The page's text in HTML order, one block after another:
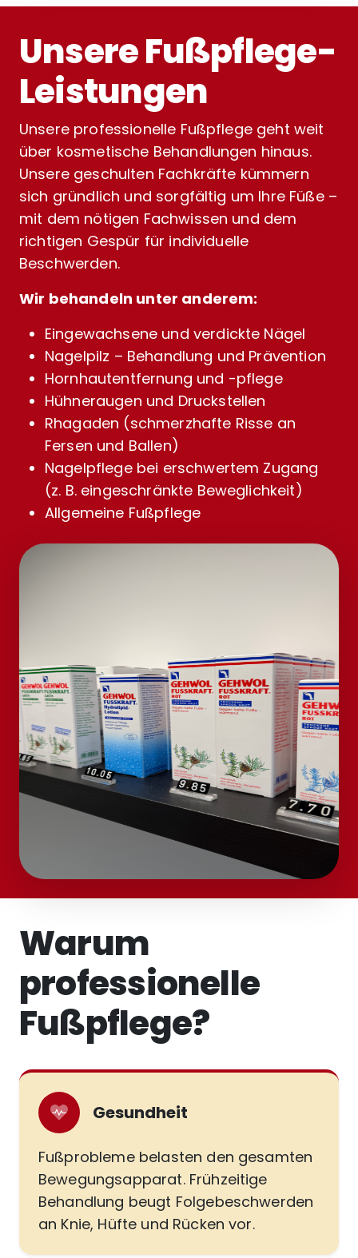
Unsere Fußpflege-
Leistungen
Unsere professionelle Fußpflege geht weit
über kosmetische Behandlungen hinaus.
Unsere geschulten Fachkräfte kümmern
sich gründlich und sorgfältig um Ihre Füße –
mit dem nötigen Fachwissen und dem
richtigen Gespür für individuelle
Beschwerden.
Wir behandeln unter anderem:
Eingewachsene und verdickte Nägel
Nagelpilz – Behandlung und Prävention
Hornhautentfernung und -pflege
Hühneraugen und Druckstellen
Rhagaden (schmerzhafte Risse an
Fersen und Ballen)
Nagelpflege bei erschwertem Zugang
(z. B. eingeschränkte Beweglichkeit)
Allgemeine Fußpflege
Warum
professionelle
Fußpflege?
Gesundheit
Fußprobleme belasten den gesamten
Bewegungsapparat. Frühzeitige
Behandlung beugt Folgebeschwerden
an Knie, Hüfte und Rücken vor.